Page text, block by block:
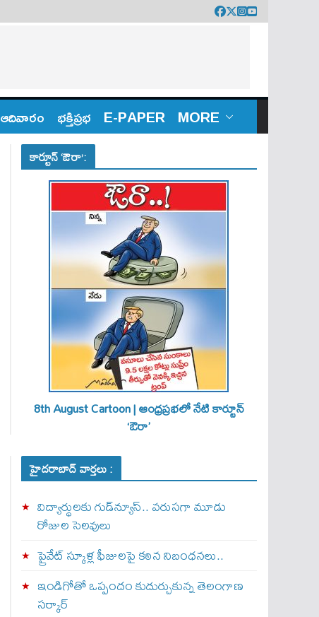
ఆదివారం భక్తిప్రభ E-PAPER MORE
కార్టూన్ ‘ఔరా’:
8th August Cartoon | ఆంధ్రప్రభలో నేటి కార్టూన్
‘ఔరా’
హైదరాబాద్ వార్తలు :
విద్యార్థులకు గుడ్‌న్యూస్.. వరుసగా మూడు
రోజుల సెలవులు
ప్రైవేట్ స్కూళ్ల ఫీజులపై కఠిన నిబంధనలు..
ఇండిగోతో ఒప్పందం కుదుర్చుకున్న తెలంగాణ
స‌ర్కార్